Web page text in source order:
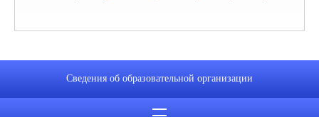
Сведения об образовательной организации